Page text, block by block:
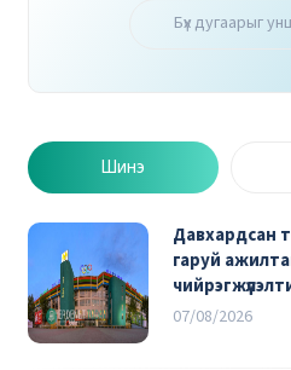
Бүх дугаарыг
Шинэ
Давхардсан
гаруй
07/08/2026